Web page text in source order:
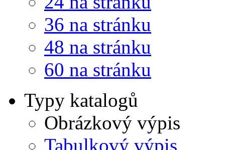
0 - 9 - A - Z
vybrané
0 - 9 - A - Z
Z - A - 9 - 0
Od nejlevnějšího
Od nejdražšího